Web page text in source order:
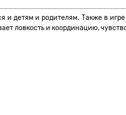
детям и родителям. Также в
ловкость и координацию,